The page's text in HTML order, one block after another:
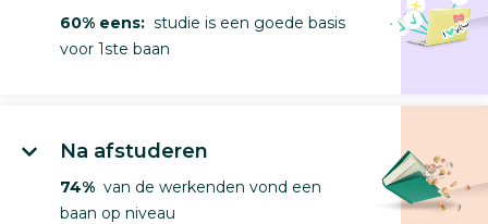
60% eens: studie is een goede basis
voor 1ste baan
Na afstuderen
74% van de werkenden vond een
baan op niveau